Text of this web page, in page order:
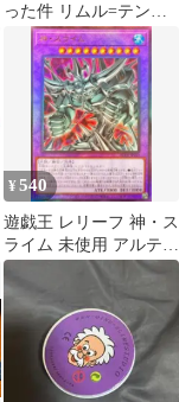
った件 リムル=テンペ
スト フィギュア 2体セ
ット 未開封
¥540
遊戯王 レリーフ 神・ス
ライム 未使用 アルティ
メット RC04